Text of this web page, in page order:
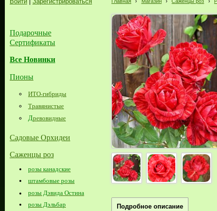
Войти Зарегистрироваться
Подарочные
Сертификаты
Все Новинки
Пионы
ИТО-гибриды
Травянистые
Древовидные
Садовые Орхидеи
Саженцы роз
розы канадские
штамбовые розы
розы Дэвида Остина
розы Дэльбар
Подробное описание